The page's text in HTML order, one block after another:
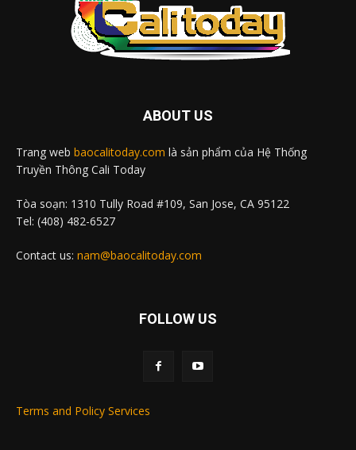
ABOUT US
Trang web baocalitoday.com là sản phẩm của Hệ Thống
Truyền Thông Cali Today
Tòa soạn: 1310 Tully Road #109, San Jose, CA 95122
Tel: (408) 482-6527
Contact us: nam@baocalitoday.com
FOLLOW US
Terms and Policy Services